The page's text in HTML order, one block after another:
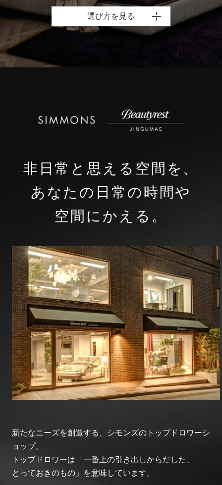
選び方を見る
非日常と思える空間を、
あなたの日常の時間や
空間にかえる。
新たなニーズを創造する、シモンズのトップドロワーシ
ョップ。
トップドロワーは「一番上の引き出しからだした、
とっておきのもの」を意味しています。